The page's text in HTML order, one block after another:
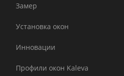
Замер
Установка окон
Инновации
Профили окон Kaleva